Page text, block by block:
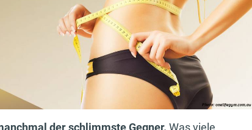
der schlimmste Gegner. Was viele